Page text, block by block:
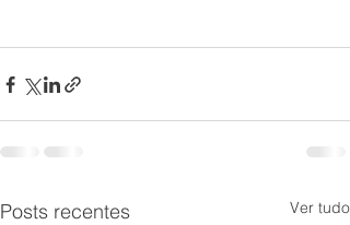
Posts recentes Ver tudo